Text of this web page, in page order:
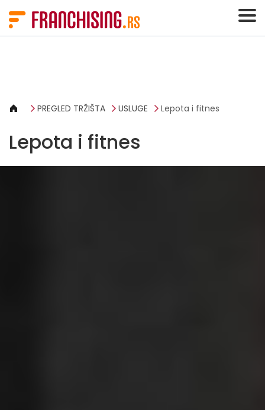
PREGLED TRŽIŠTA USLUGE Lepota i fitnes
Lepota i fitnes